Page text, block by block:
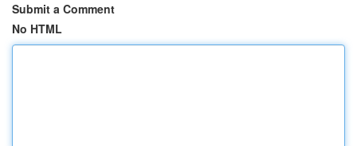
Submit a Comment
No HTML